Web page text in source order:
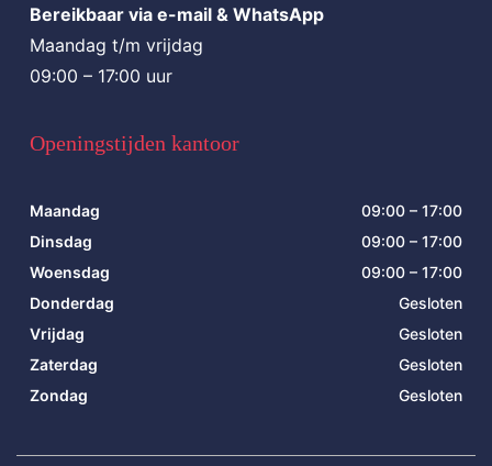
Bereikbaar via e-mail & WhatsApp
Maandag t/m vrijdag
09:00 – 17:00 uur
Openingstijden kantoor
Maandag
09:00 – 17:00
Dinsdag
09:00 – 17:00
Woensdag
09:00 – 17:00
Donderdag
Gesloten
Vrijdag
Gesloten
Zaterdag
Gesloten
Zondag
Gesloten